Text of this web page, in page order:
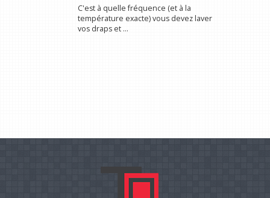
C'est à quelle fréquence (et à la
température exacte) vous devez laver
vos draps et ...